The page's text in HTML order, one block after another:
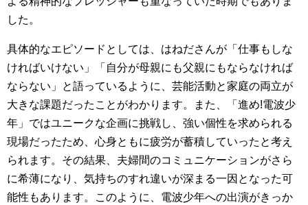
した。
具体的なエピソードとしては、はねださんが「仕事もしな
ければいけない」「自分が母親にも父親にもならなければ
ならない」と語っているように、芸能活動と家庭の両立が
大きな課題だったことがわかります。また、「進め!電波少
年」ではユニークな企画に挑戦し、強い個性を求められる
現場だったため、心身ともに疲労が蓄積していったと考え
られます。その結果、夫婦間のコミュニケーションがさら
に希薄になり、気持ちのすれ違いが深まる一因となった可
能性もあります。このように、電波少年への出演がきっか